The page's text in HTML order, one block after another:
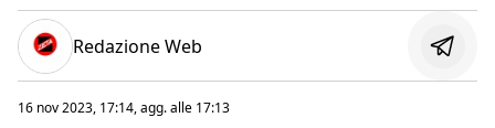
Redazione Web
16 nov 2023, 17:14, agg. alle 17:13